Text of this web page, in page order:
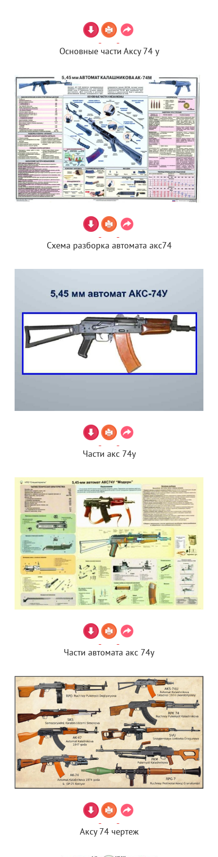
Основные части Аксу 74 у
Схема разборка автомата акс74
Части акс 74у
Части автомата акс 74у
Аксу 74 чертеж